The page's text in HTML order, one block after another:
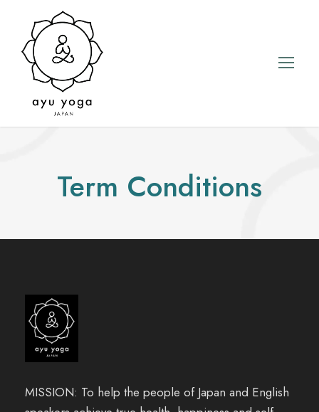
Term Conditions
MISSION: To help the people of Japan and English